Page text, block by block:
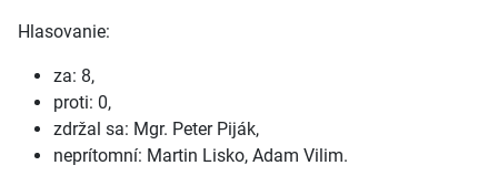
Hlasovanie:
za: 8,
proti: 0,
zdržal sa: Mgr. Peter Piják,
neprítomní: Martin Lisko, Adam Vilim.